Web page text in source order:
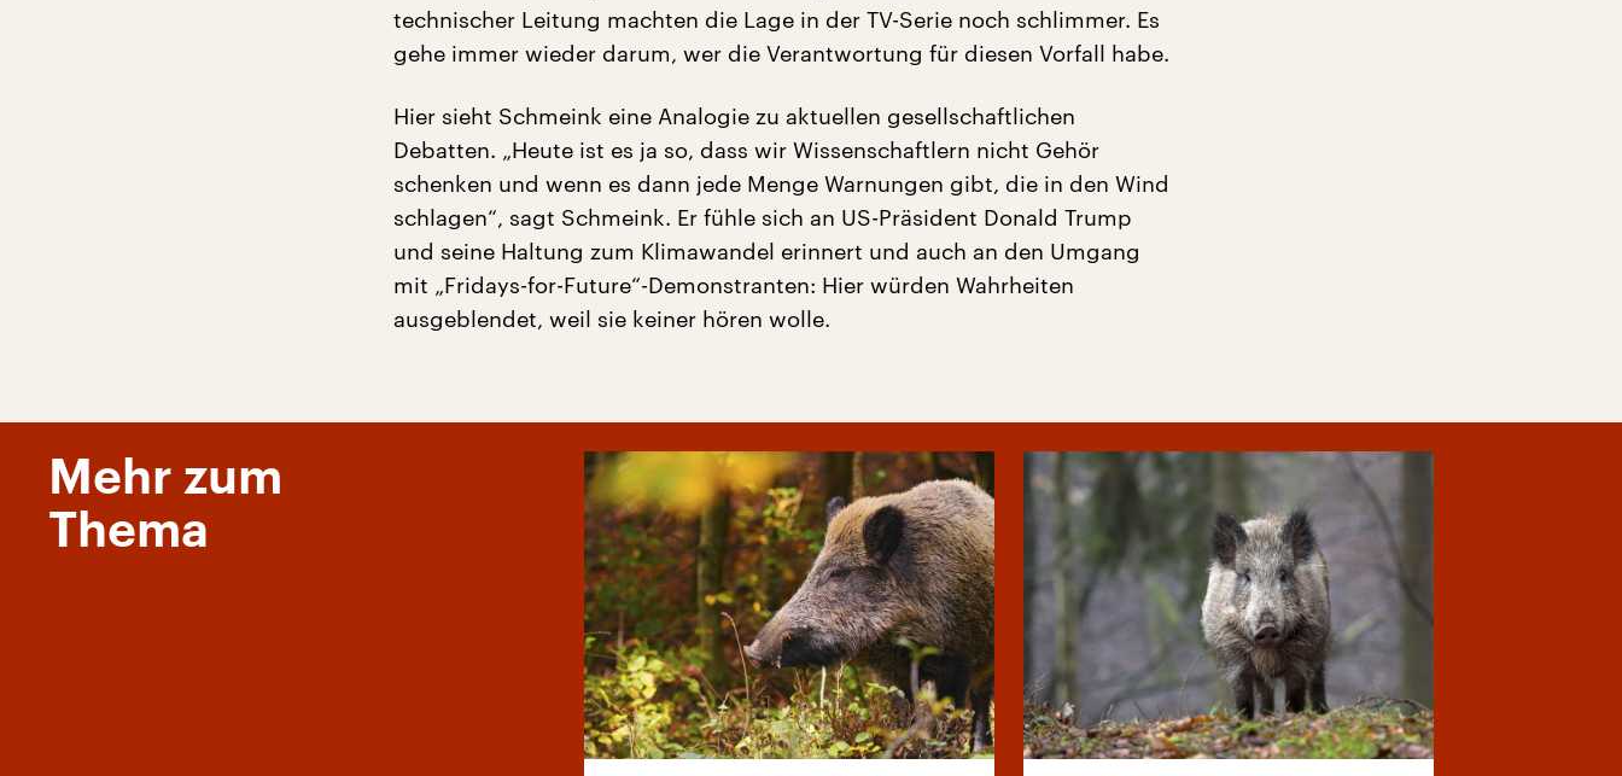
technischer Leitung machten die Lage in der TV-Serie noch schlimmer. Es
gehe immer wieder darum, wer die Verantwortung für diesen Vorfall habe.
Hier sieht Schmeink eine Analogie zu aktuellen gesellschaftlichen
Debatten. „Heute ist es ja so, dass wir Wissenschaftlern nicht Gehör
schenken und wenn es dann jede Menge Warnungen gibt, die in den Wind
schlagen“, sagt Schmeink. Er fühle sich an US-Präsident Donald Trump
und seine Haltung zum Klimawandel erinnert und auch an den Umgang
mit „Fridays-for-Future“-Demonstranten: Hier würden Wahrheiten
ausgeblendet, weil sie keiner hören wolle.
Mehr zum
Thema